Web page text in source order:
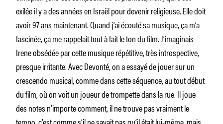
exilée il y a des années en Israël pour devenir religieuse. Elle doit
avoir 97 ans maintenant. Quand j’ai écouté sa musique, ça m’a
fascinée, ça me rappelait tout à fait le ton du film. J’imaginais
Irene obsédée par cette musique répétitive, très introspective,
presque irritante. Avec Devonté, on a essayé de jouer sur un
crescendo musical, comme dans cette séquence, au tout début
du film, où on voit un joueur de trompette dans la rue. Il joue
des notes n’importe comment, il ne trouve pas vraiment le